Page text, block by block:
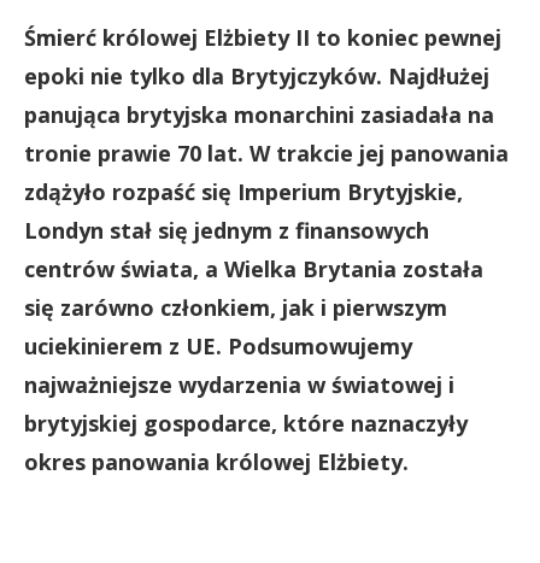
Śmierć królowej Elżbiety II to koniec pewnej
epoki nie tylko dla Brytyjczyków. Najdłużej
panująca brytyjska monarchini zasiadała na
tronie prawie 70 lat. W trakcie jej panowania
zdążyło rozpaść się Imperium Brytyjskie,
Londyn stał się jednym z finansowych
centrów świata, a Wielka Brytania została
się zarówno członkiem, jak i pierwszym
uciekinierem z UE. Podsumowujemy
najważniejsze wydarzenia w światowej i
brytyjskiej gospodarce, które naznaczyły
okres panowania królowej Elżbiety.